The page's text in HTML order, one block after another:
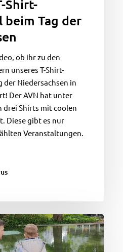
Shirt-
beim Tag der
ob ihr zu den
unseres T-Shirt-
der Niedersachsen in
Der AVN hat unter
drei Shirts mit coolen
Diese gibt es nur
Veranstaltungen.